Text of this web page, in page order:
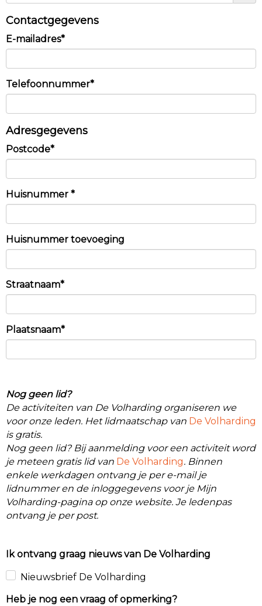
Contactgegevens
E-mailadres*
Telefoonnummer*
Adresgegevens
Postcode*
Huisnummer *
Huisnummer toevoeging
Straatnaam*
Plaatsnaam*
Nog geen lid?
De activiteiten van De Volharding organiseren we
voor onze leden. Het lidmaatschap van De Volharding
is gratis.
Nog geen lid? Bij aanmelding voor een activiteit word
je meteen gratis lid van De Volharding. Binnen
enkele werkdagen ontvang je per e-mail je
lidnummer en de inloggegevens voor je Mijn
Volharding-pagina op onze website. Je ledenpas
ontvang je per post.
Ik ontvang graag nieuws van De Volharding
Nieuwsbrief De Volharding
Heb je nog een vraag of opmerking?